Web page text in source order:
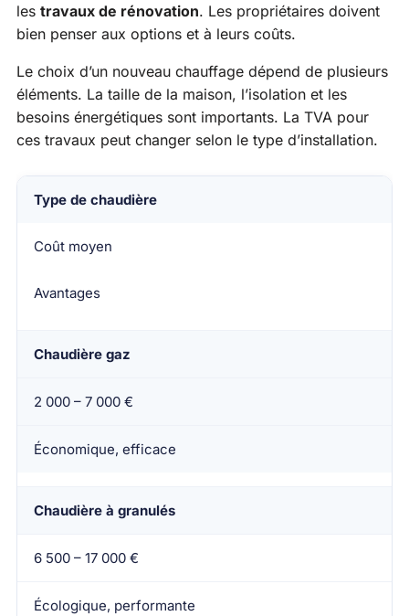
les travaux de rénovation. Les propriétaires doivent
bien penser aux options et à leurs coûts.
Le choix d’un nouveau chauffage dépend de plusieurs
éléments. La taille de la maison, l’isolation et les
besoins énergétiques sont importants. La TVA pour
ces travaux peut changer selon le type d’installation.
Type de chaudière
Coût moyen
Avantages
Chaudière gaz
2 000 – 7 000 €
Économique, efficace
Chaudière à granulés
6 500 – 17 000 €
Écologique, performante